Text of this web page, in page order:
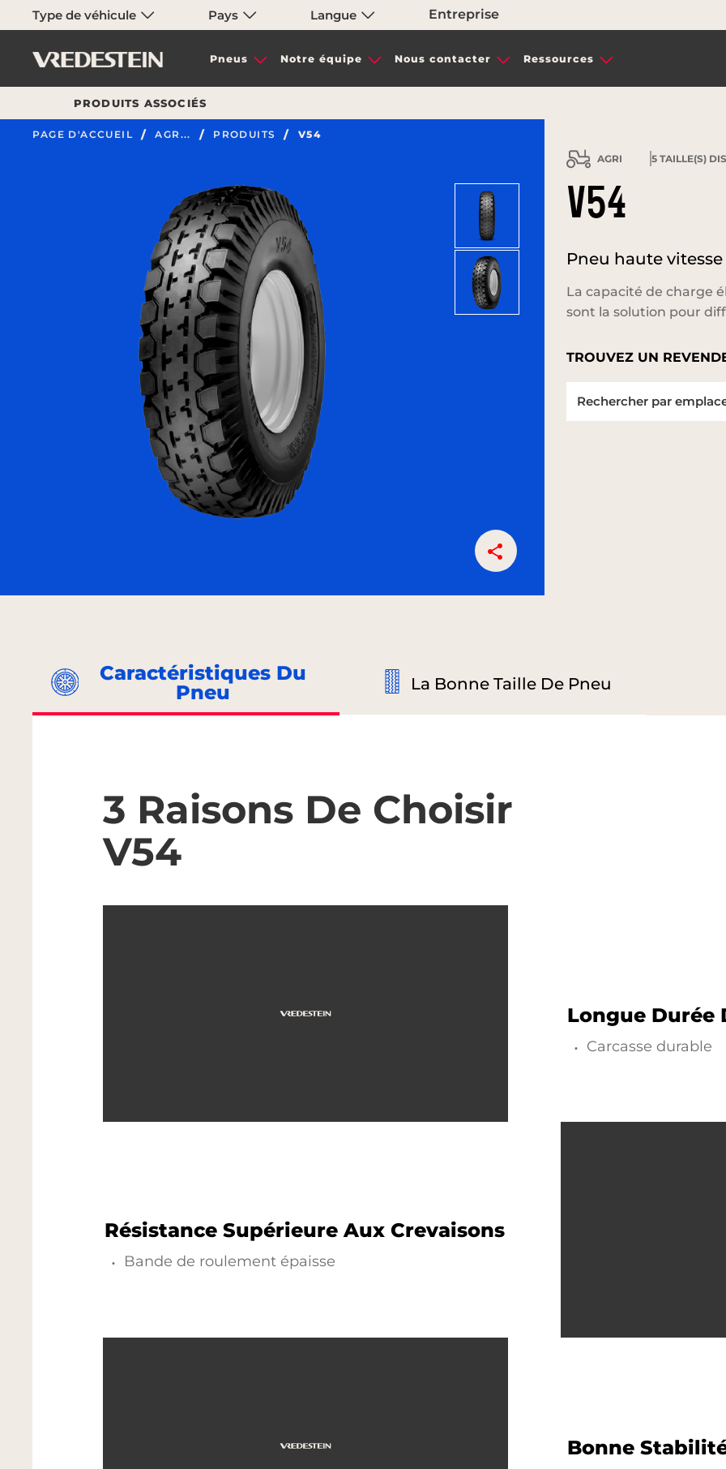
Type de véhicule Pays Langue Entreprise
Pneus Notre équipe Nous contacter Ressources
PRODUITS ASSOCIÉS
PAGE D'ACCUEIL AGR... PRODUITS V54
AGRI 5TAILLE(S)
V54
Pneu haute
La capacité de charge
sont la solution pour
TROUVEZ UN
Caractéristiques Du
Pneu
La Bonne Taille De Pneu
3 Raisons De Choisir
V54
Longue Durée
Carcasse durable
Résistance Supérieure Aux Crevaisons
Bande de roulement épaisse
Bonne